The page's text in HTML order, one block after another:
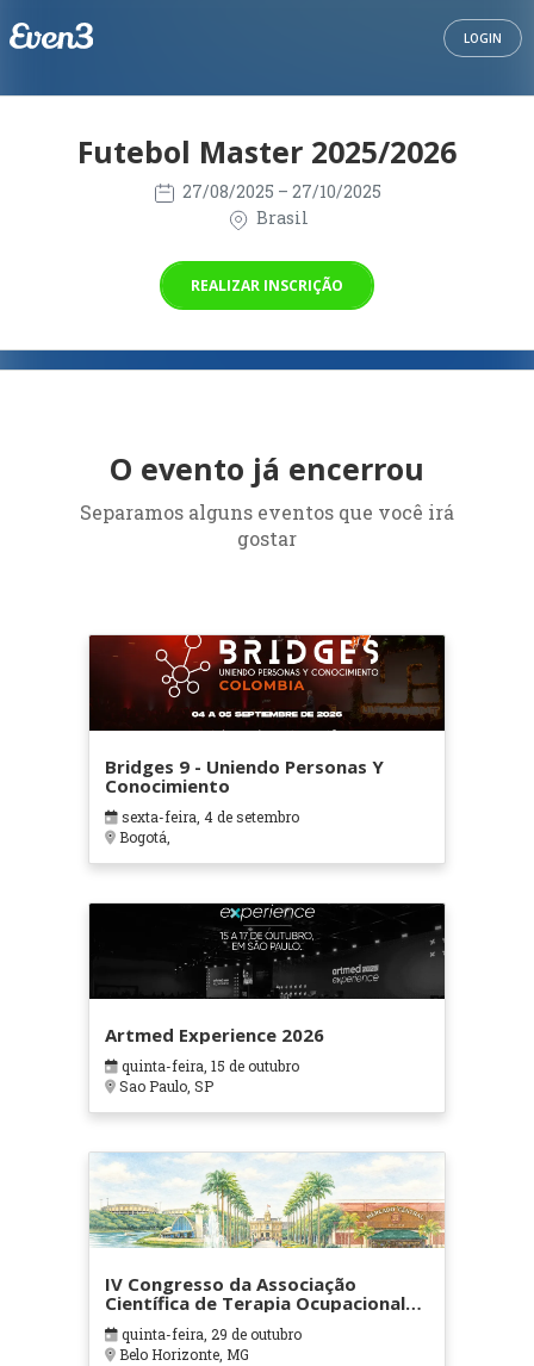
LOGIN
Futebol Master 2025/2026
27/08/2025 – 27/10/2025
Brasil
REALIZAR INSCRIÇÃO
O evento já encerrou
Separamos alguns eventos que você irá
gostar
Bridges 9 - Uniendo Personas Y
Conocimiento
sexta-feira, 4 de setembro
Bogotá,
Artmed Experience 2026
quinta-feira, 15 de outubro
Sao Paulo, SP
IV Congresso da Associação
Científica de Terapia Ocupacional
em Contextos Hospitalares e
Cuidados Paliativos - ATOHOSP
quinta-feira, 29 de outubro
Belo Horizonte, MG